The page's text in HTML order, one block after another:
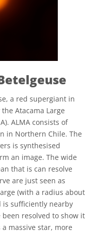
a red supergiant in
Atacama Large
ALMA consists of
in Northern Chile. The
is synthesised
an image. The wide
that is can resolve
are just seen as
(with a radius about
is sufficiently nearby
resolved to show it
massive star, more